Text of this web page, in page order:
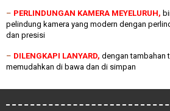
– PERLINDUNGAN KAMERA MEYELURUH,
pelindung kamera yang modern dengan
dan presisi
– DILENGKAPI LANYARD, dengan tambahan
memudahkan di bawa dan di simpan